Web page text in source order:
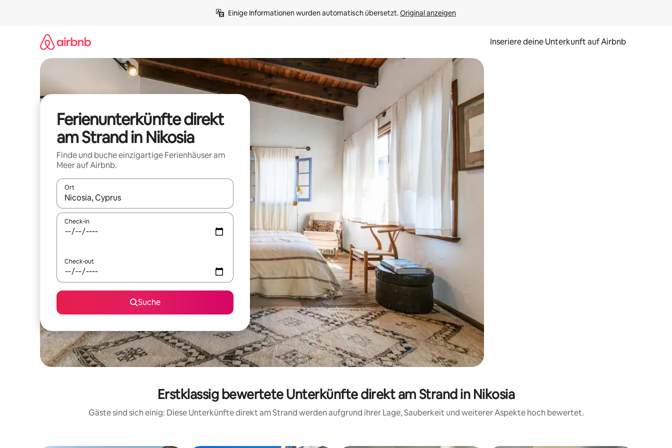
Einige Informationen wurden automatisch übersetzt. Original anzeigen
Inseriere deine Unterkunft auf Airbnb
Ferienunterkünfte direkt
am Strand in Nikosia
Finde und buche einzigartige Ferienhäuser am
Meer auf Airbnb.
Ort
Wenn Ergebnisse verfügbar sind, navigiere mit den Pfeiltasten nach oben und unten oder erkunde die Ergebnisse durch Berühren oder Wischgesten.
Check-in
Check-out
Suche
Erstklassig bewertete Unterkünfte direkt am Strand in Nikosia
Gäste sind sich einig: Diese Unterkünfte direkt am Strand werden aufgrund ihrer Lage, Sauberkeit und weiterer Aspekte hoch bewertet.